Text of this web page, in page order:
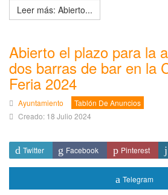
Leer más: Abierto...
Abierto el plazo para la
dos barras de bar en la
Feria 2024
Ayuntamiento
Tablón De Anuncios
Creado: 18 Julio 2024
Twitter Facebook Pinterest
Telegram